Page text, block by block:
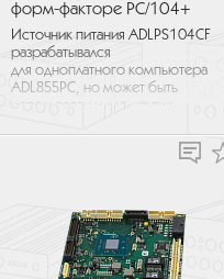
форм-факторе PC/104+
Источник питания ADLPS104CF
разрабатывался
для одноплатного компьютера
ADL855PC, но может быть
ADLPS104CF подключается...